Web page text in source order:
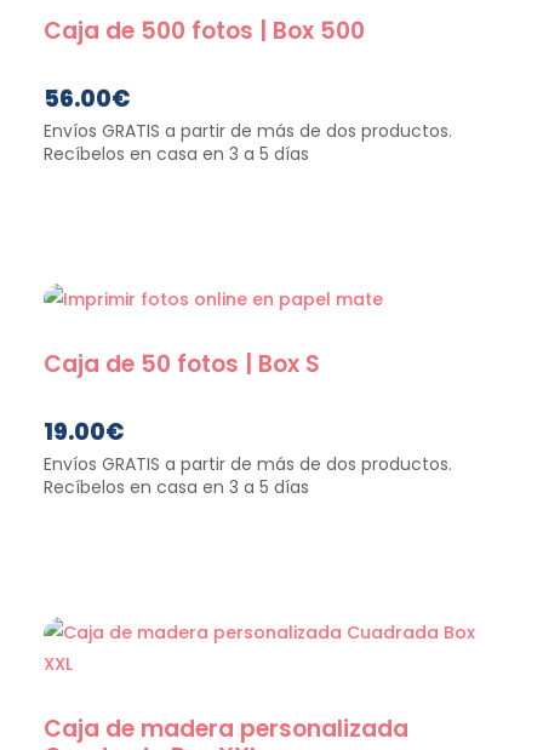
Caja de 500 fotos | Box 500
56.00€
Caja de 50 fotos | Box S
19.00€
Caja de madera personalizada